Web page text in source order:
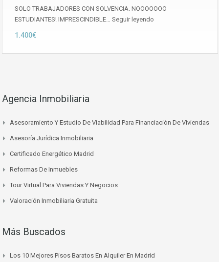
SOLO TRABAJADORES CON SOLVENCIA. NOOOOOOO
ESTUDIANTES! IMPRESCINDIBLE… Seguir leyendo
1.400€
Agencia Inmobiliaria
Asesoramiento Y Estudio De Viabilidad Para Financiación De Viviendas
Asesoría Jurídica Inmobiliaria
Certificado Energético Madrid
Reformas De Inmuebles
Tour Virtual Para Viviendas Y Negocios
Valoración Inmobiliaria Gratuita
Más Buscados
Los 10 Mejores Pisos Baratos En Alquiler En Madrid